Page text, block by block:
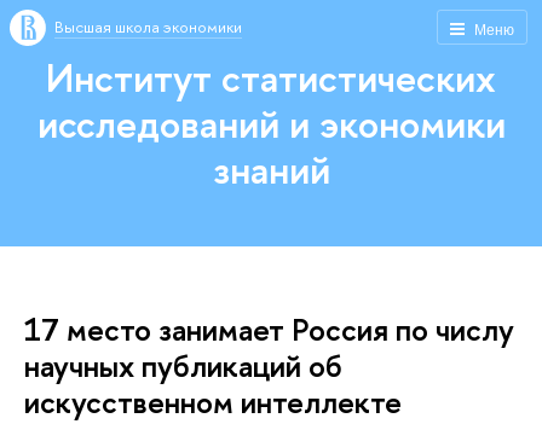
Меню
Высшая школа экономики
Институт статистических
исследований и экономики
знаний
17 место занимает Россия по числу
научных публикаций об
искусственном интеллекте